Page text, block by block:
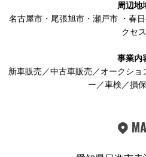
周辺地
名古屋市 ・ 尾張旭市 ・ 瀬戸市 ・ 春
クセス
事業内
新車販売／中古車販売／オークシ
ー／車検／損